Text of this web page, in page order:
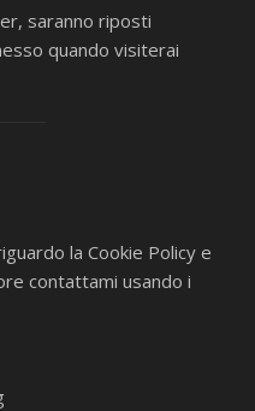
saranno riposti
quando visiterai
la Cookie Policy e
contattami usando i